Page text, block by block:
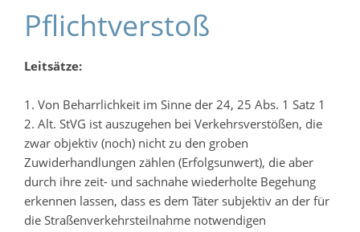
Pflichtverstoß
Leitsätze:
1. Von Beharrlichkeit im Sinne der 24, 25 Abs. 1 Satz 1
2. Alt. StVG ist auszugehen bei Verkehrsverstößen, die
zwar objektiv (noch) nicht zu den groben
Zuwiderhandlungen zählen (Erfolgsunwert), die aber
durch ihre zeit- und sachnahe wiederholte Begehung
erkennen lassen, dass es dem Täter subjektiv an der für
die Straßenverkehrsteilnahme notwendigen